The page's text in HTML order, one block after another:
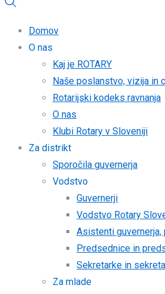
Domov
O nas
Kaj je ROTARY
Naše poslanstvo, vizija in
Rotarijski kodeks ravnanja
O nas
Klubi Rotary v Sloveniji
Za distrikt
Sporočila guvernerja
Vodstvo
Guvernerji
Vodstvo Rotary
Asistenti
Predsednice in
Sekretarke in
Za mlade